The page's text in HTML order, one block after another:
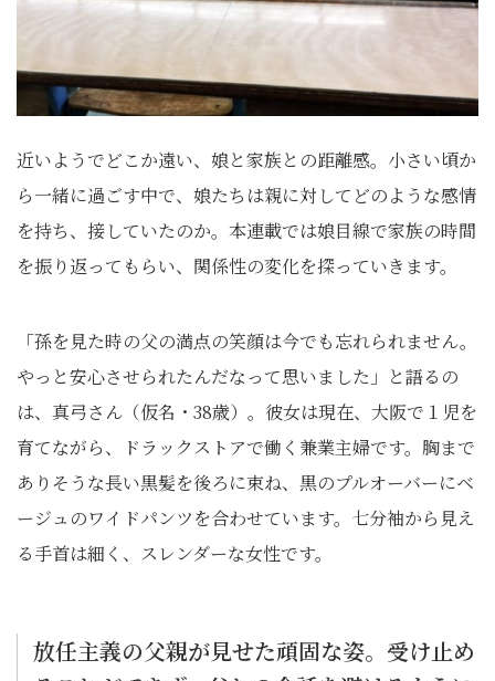
近いようでどこか遠い、娘と家族との距離感。小さい頃か
ら一緒に過ごす中で、娘たちは親に対してどのような感情
を持ち、接していたのか。本連載では娘目線で家族の時間
を振り返ってもらい、関係性の変化を探っていきます。
「孫を見た時の父の満点の笑顔は今でも忘れられません。
やっと安心させられたんだなって思いました」と語るの
は、真弓さん（仮名・38歳）。彼女は現在、大阪で１児を
育てながら、ドラックストアで働く兼業主婦です。胸まで
ありそうな長い黒髪を後ろに束ね、黒のプルオーバーにベ
ージュのワイドパンツを合わせています。七分袖から見え
る手首は細く、スレンダーな女性です。
放任主義の父親が見せた頑固な姿。受け止め